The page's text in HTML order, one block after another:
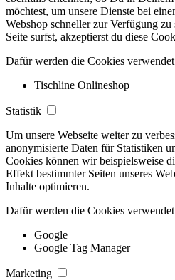
möchtest, um unsere Dienste bei
Webshop schneller zur Verfügung
Seite surfst, akzeptierst du diese
Dafür werden die Cookies verwendet
Tischline Onlineshop
Statistik
Um unsere Webseite weiter zu
anonymisierte Daten für Statistiken
Cookies können wir beispielsweise
Effekt bestimmter Seiten unseres
Inhalte optimieren.
Dafür werden die Cookies verwendet
Google
Google Tag Manager
Marketing